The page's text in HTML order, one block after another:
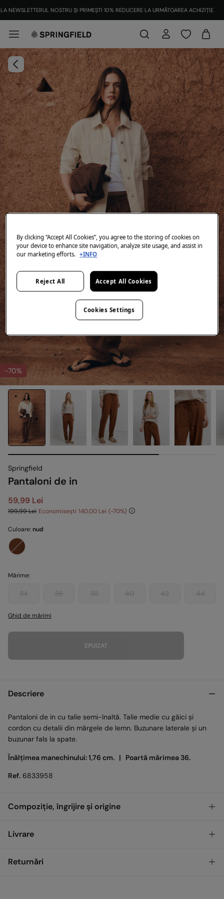
NEWSLETTERUL NOSTRU ȘI PRIMEȘTI 10% REDUCERE LA URMĂTOAREA ACHIZIȚIE
-70%
Springfield
Pantaloni de in
59,99 Lei
199,99 Lei Economisești 140,00 Lei 70
Culoare:nud
Mărime:
34 36 38 40 42 44
Ghid de mărimi
EPUIZAT
Descriere
Pantaloni de in cu talie semi-înaltă. Talie medie cu găici și
cordon cu detalii din mărgele de lemn. Buzunare laterale și un
buzunar fals la spate.
Înălțimea manechinului: 1,76 cm. | Poartă mărimea 36.
Ref. 6833958
Compoziție, îngrijire și origine
Compoziţie
Îngrijire
Livrare
Ridicare din magazin
Returnări
By clicking “Accept All Cookies”, you agree to the storing of cookies on
your device to enhance site navigation, analyze site usage, and assist in
our marketing efforts. +INFO
Reject All Accept All Cookies
Cookies Settings